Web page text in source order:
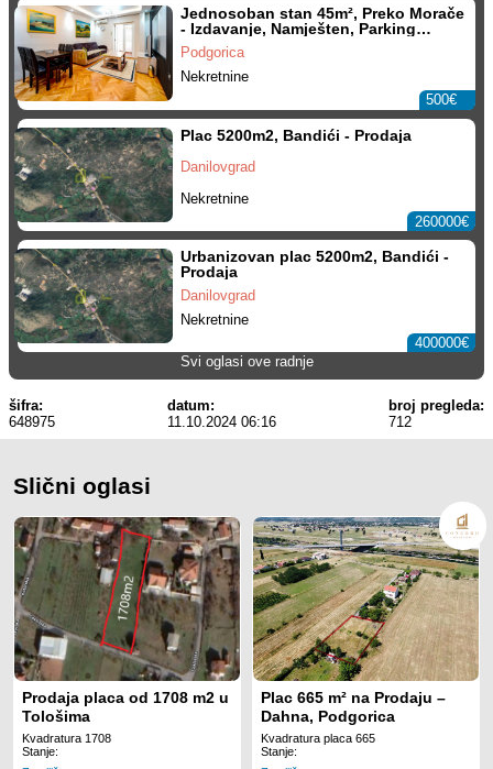
Jednosoban stan 45m², Preko Morače
- Izdavanje, Namješten, Parking
mjesto
Podgorica
Nekretnine
500€
Plac 5200m2, Bandići - Prodaja
Danilovgrad
Nekretnine
260000€
Urbanizovan plac 5200m2, Bandići -
Prodaja
Danilovgrad
Nekretnine
400000€
Svi oglasi ove radnje
šifra:
648975
datum:
11.10.2024 06:16
broj pregleda:
712
Slični oglasi
Prodaja placa od 1708 m2 u
Tološima
Kvadratura 1708
Stanje:
Plac 665 m² na Prodaju –
Dahna, Podgorica
Kvadratura placa 665
Stanje: